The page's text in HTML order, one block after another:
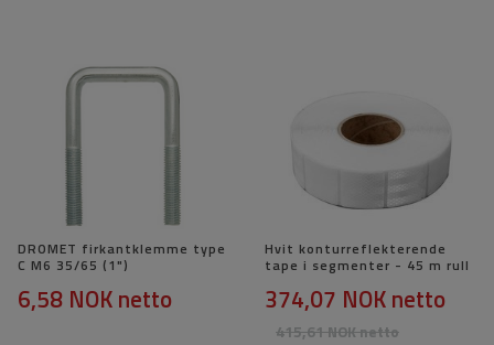
DROMET firkantklemme type
C M6 35/65 (1")
6,58 NOKnetto
Hvit konturreflekterende
tape i segmenter - 45 m rull
415,61 NOKnetto
374,07 NOKnetto